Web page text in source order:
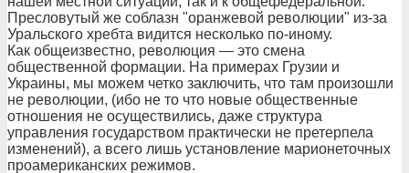
Пресловутый же соблазн "оранжевой революции" из-за
Уральского хребта видится несколько по-иному.
Как общеизвестно, революция — это смена
общественной формации. На примерах Грузии и
Украины, мы можем четко заключить, что там произошли
не революции, (ибо не то что новые общественные
отношения не осуществились, даже структура
управления государством практически не претерпела
изменений), а всего лишь установление марионеточных
проамериканских режимов.